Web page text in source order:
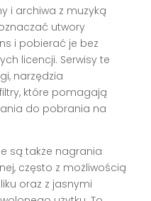
i archiwa z muzyką
utwory
i pobierać je bez
licencji. Serwisy te
narzędzia
które pomagają
do pobrania na
są także nagrania
często z możliwością
oraz z jasnymi